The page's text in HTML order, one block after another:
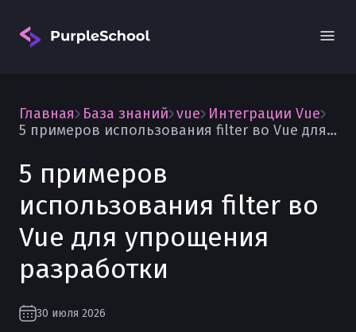
Вход
Главная База знаний vue Интеграции Vue
5 примеров использования filter во Vue для упрощения разработки
5 примеров
использования filter во
Vue для упрощения
разработки
30 июля 2026